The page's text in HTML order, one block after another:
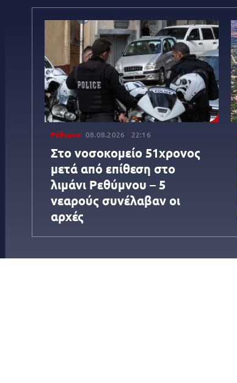
Ρέθυμνο 08.08.2026 22:16
Στο νοσοκομείο 51χρονος
μετά από επίθεση στο
λιμάνι Ρεθύμνου – 5
νεαρούς συνέλαβαν οι
αρχές